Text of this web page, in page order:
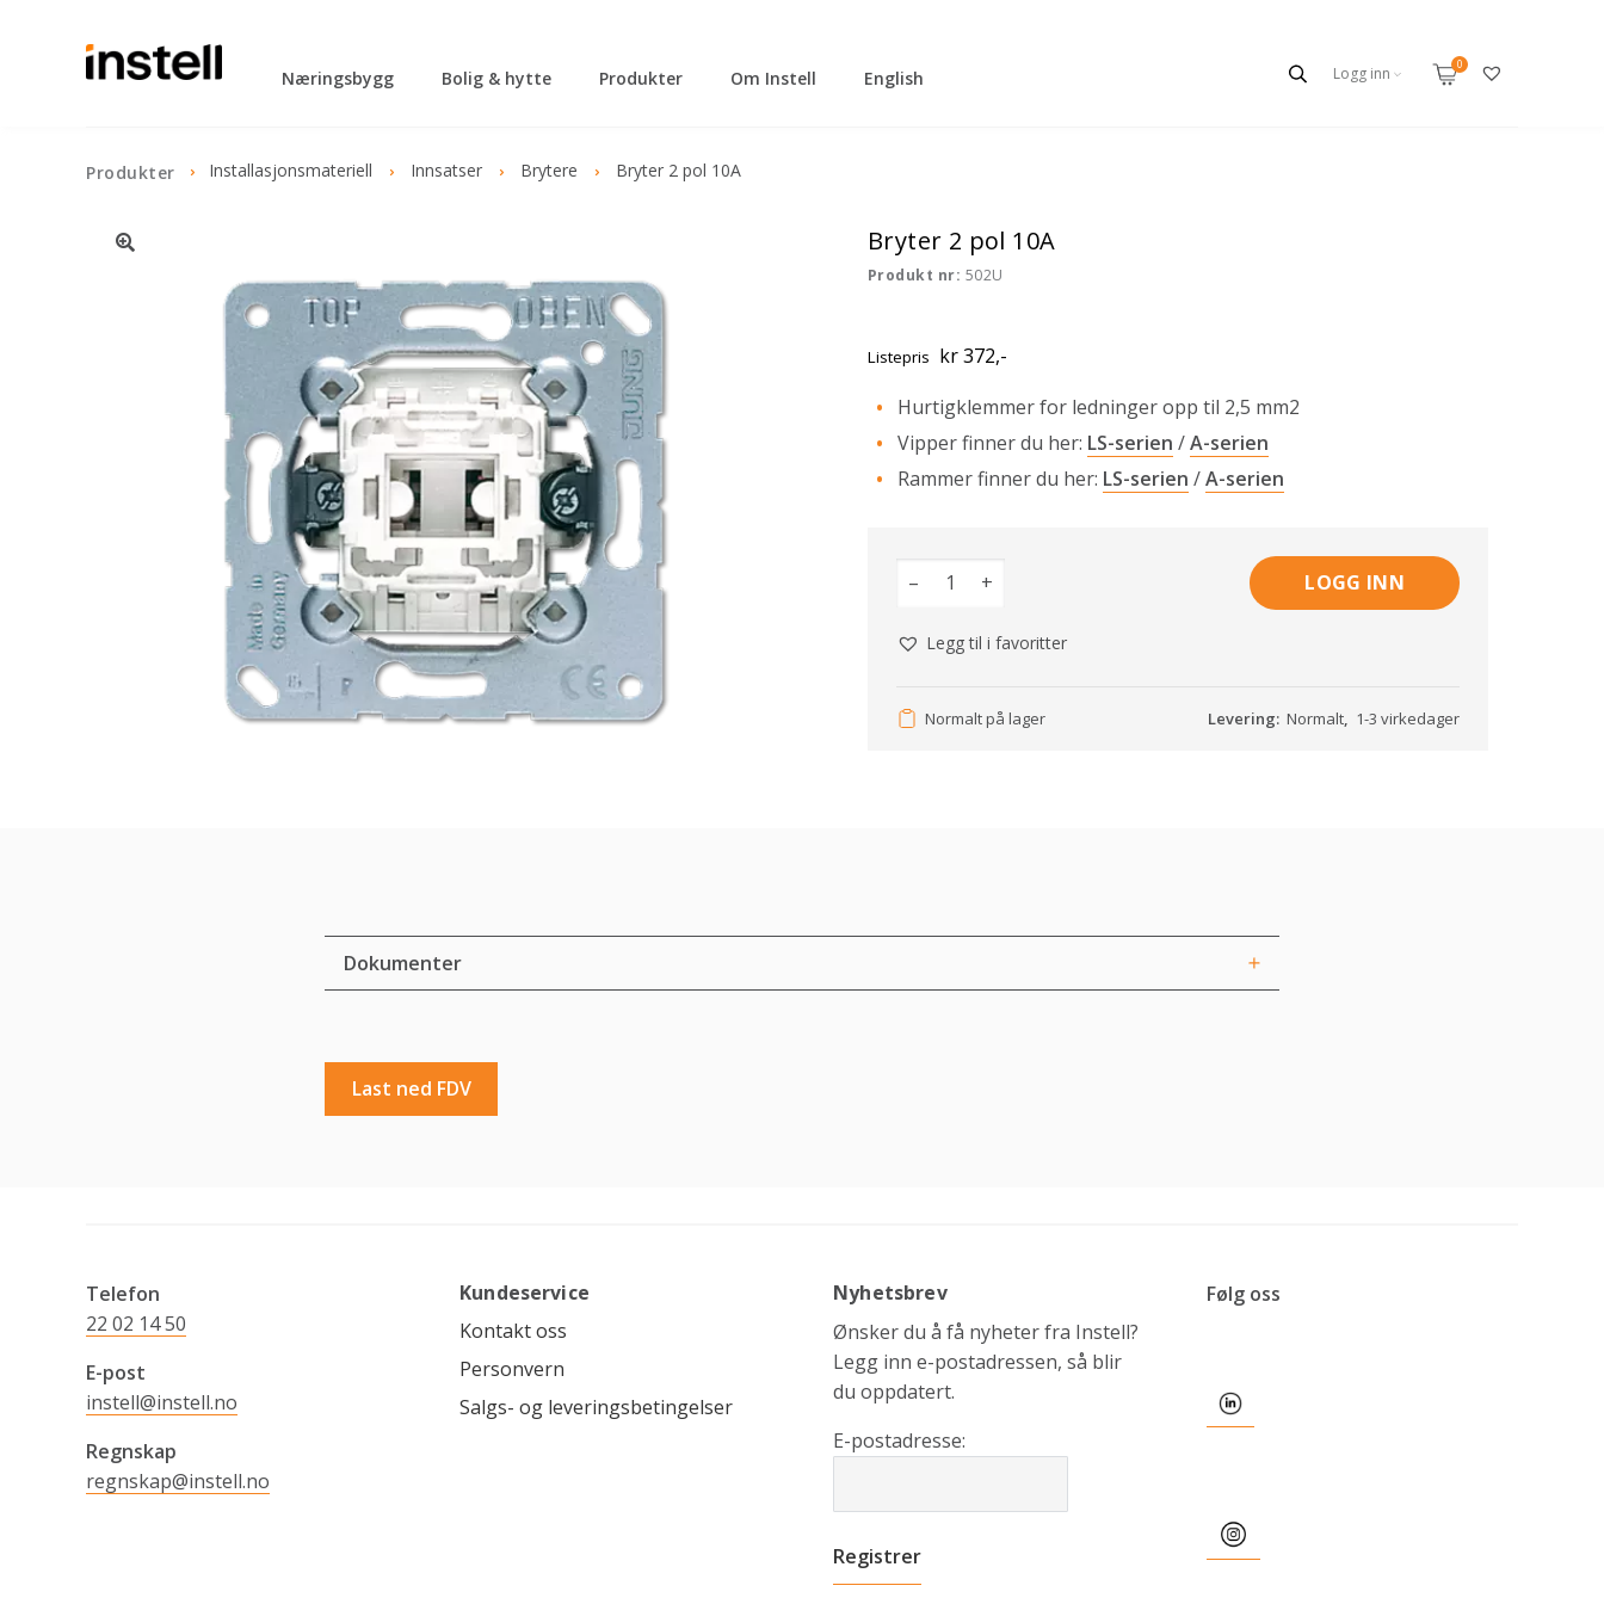
Logg inn
Næringsbygg Bolig & hytte Produkter Om Instell English
Produkter Installasjonsmateriell Innsatser Brytere Bryter 2 pol 10A
Bryter 2 pol 10A
Produkt nr: 502U
Listepris kr 372,-
Hurtigklemmer for ledninger opp til 2,5 mm2
Vipper finner du her: LS-serien /A-serien
Rammer finner du her: LS-serien /A-serien
– + LOGG INN
Legg til i favoritter
Normalt på lager Levering: Normalt, 1-3 virkedager
Dokumenter
Last ned FDV
Telefon
22 02 14 50
E-post
instell@instell.no
Regnskap
regnskap@instell.no
Kundeservice
Kontakt oss
Personvern
Salgs- og leveringsbetingelser
Nyhetsbrev
Ønsker du å få nyheter fra Instell?
Legg inn e-postadressen, så blir
du oppdatert.
E-postadresse:
Følg oss